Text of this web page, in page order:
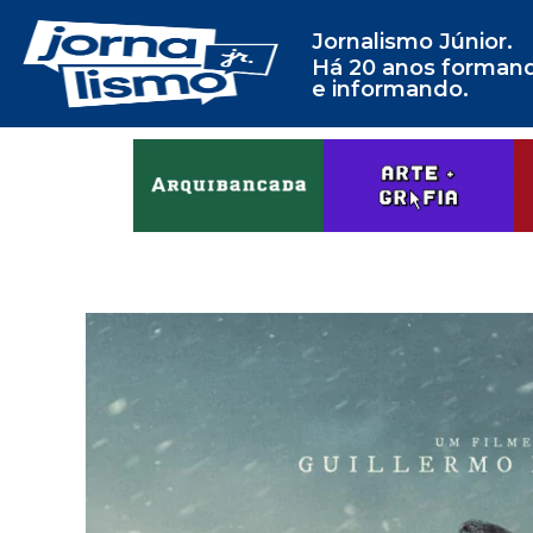
Jornalismo Júnior.
Há 20 anos
e informando.